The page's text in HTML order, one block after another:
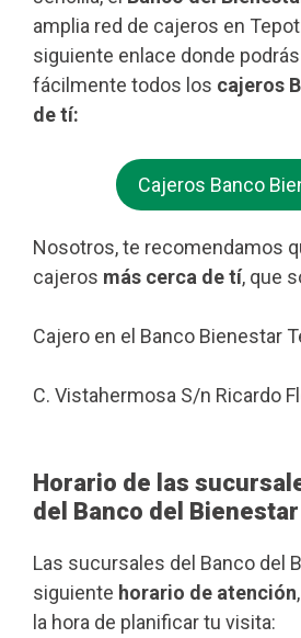
amplia red de cajeros en
siguiente enlace donde
fácilmente todos los cajeros
de tí:
Cajeros Banco
Nosotros, te recomendamos
cajeros más cerca de tí, que
Cajero en el Banco Bienestar
C. Vistahermosa S/n Ricardo
Horario de las
del Banco del
Las sucursales del Banco del
siguiente horario de atención
la hora de planificar tu visita: